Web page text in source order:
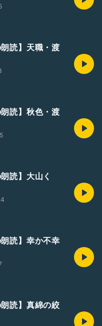
朗読】天職・渡
朗読】秋色・渡
読】大山く
朗読】幸か不幸
朗読】真綿の絞